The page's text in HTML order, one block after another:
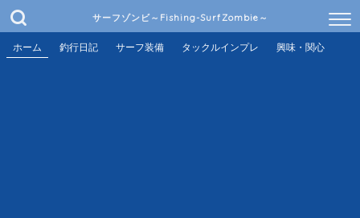
サーフゾンビ～Fishing-SurfZombie～
ホーム 釣行日記 サーフ装備 タックルインプレ 興味・関心